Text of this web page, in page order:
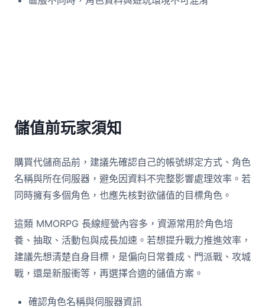
儲值前玩家須知
購買代儲商品前，建議先確認自己的帳號綁定方式、角色
名稱與所在伺服器，避免因資料不完整影響處理效率。若
同時擁有多個角色，也應先核對欲儲值的目標角色。
這類 MMORPG 長線經營內容多，資源常用於角色培
養、抽取、活動包與成長加速。若想提升戰力推進效率，
建議先想清楚自身目標，是偏向日常養成、門派戰、攻城
戰，還是新服衝等，再選擇合適的儲值方案。
確認角色名稱與伺服器資訊